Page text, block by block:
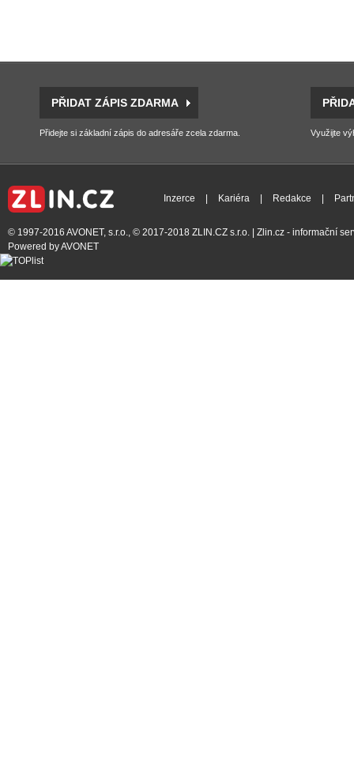
PŘIDAT ZÁPIS ZDARMA
Přidejte si základní zápis do adresáře zcela zdarma. Využijte
Inzerce Kariéra Redakce
© 1997-2016 AVONET, s.r.o., © 2017-2018 ZLIN.CZ s.r.o. | Zlin.cz - informační
Powered byAVONET